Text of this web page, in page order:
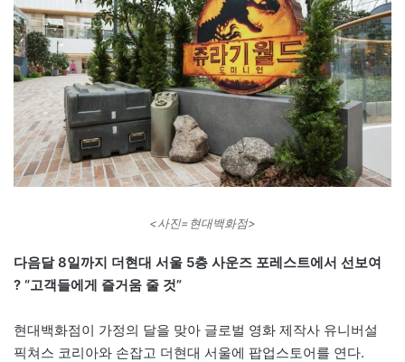
<사진=현대백화점>
다음달 8일까지 더현대 서울 5층 사운즈 포레스트에서 선보여
? “고객들에게 즐거움 줄 것”
현대백화점이 가정의 달을 맞아 글로벌 영화 제작사 유니버설
픽쳐스 코리아와 손잡고 더현대 서울에 팝업스토어를 연다.